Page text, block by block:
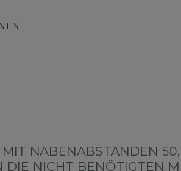
NABENABSTÄNDEN
DIE NICHT BENÖTIGTEN